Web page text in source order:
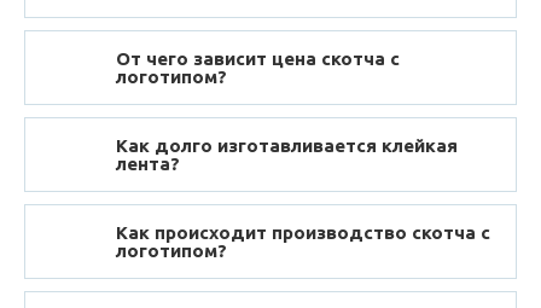
От чего зависит цена скотча с
логотипом?
Как долго изготавливается клейкая
лента?
Как происходит производство скотча с
логотипом?